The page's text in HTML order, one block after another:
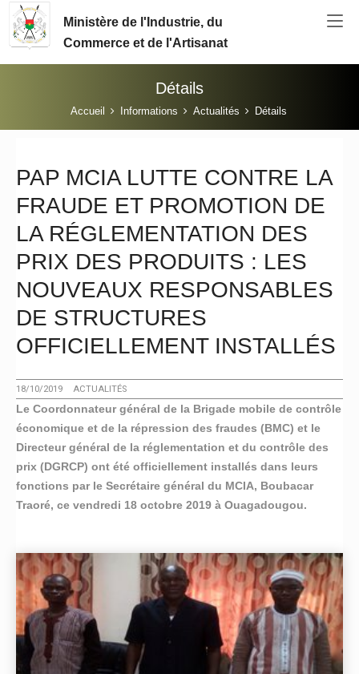
Aller au contenu principal
Ministère de l'Industrie, du
Commerce et de l'Artisanat
Détails
Vous êtes ici:Accueil Informations Actualités Détails
PAP MCIA LUTTE CONTRE LA
FRAUDE ET PROMOTION DE
LA RÉGLEMENTATION DES
PRIX DES PRODUITS : LES
NOUVEAUX RESPONSABLES
DE STRUCTURES
OFFICIELLEMENT INSTALLÉS
18/10/2019 ACTUALITÉS
Le Coordonnateur général de la Brigade mobile de contrôle
économique et de la répression des fraudes (BMC) et le
Directeur général de la réglementation et du contrôle des
prix (DGRCP) ont été officiellement installés dans leurs
fonctions par le Secrétaire général du MCIA, Boubacar
Traoré, ce vendredi 18 octobre 2019 à Ouagadougou.